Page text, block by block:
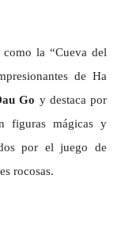
la “Cueva del
de Ha
Go y destaca por
figuras mágicas y
por el juego de
rocosas.